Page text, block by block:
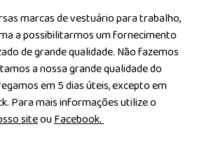
marcas de vestuário para trabalho,
a possibilitarmos um fornecimento
de grande qualidade. Não fazemos
a nossa grande qualidade do
em 5 dias úteis, excepto em
Para mais informações utilize o
siteouFacebook.